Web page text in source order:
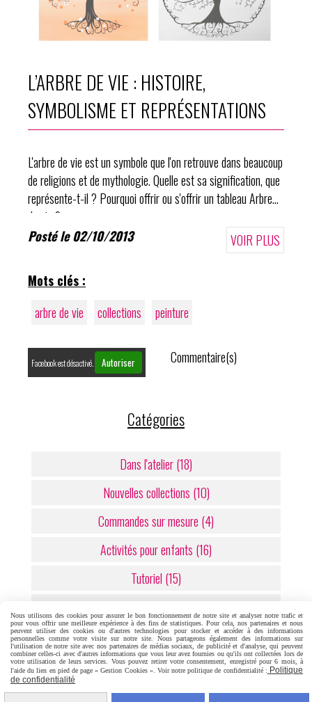
L’ARBRE DE VIE : HISTOIRE,
SYMBOLISME ET REPRÉSENTATIONS
L'arbre de vie est un symbole que l'on retrouve dans beaucoup
de religions et de mythologie. Quelle est sa signification, que
représente-t-il ? Pourquoi offrir ou s'offrir un tableau Arbre
de vie ?
Posté le 02/10/2013
VOIR PLUS
Mots clés :
arbre de vie
collections peinture
Facebook est désactivé. Autoriser Commentaire(s)
Catégories
Dans l'atelier (18)
Nouvelles collections (10)
Commandes sur mesure (4)
Activités pour enfants (16)
Tutoriel (15)
Coloriages (13)
Articles récents
Nous utilisons des cookies pour assurer le bon fonctionnement de notre site et analyser notre trafic et
pour vous offrir une meilleure expérience à des fins de statistiques. Pour cela, nos partenaires et nous
peuvent utiliser des cookies ou d'autres technologies pour stocker et accéder à des informations
personnelles comme votre visite sur notre site. Nous partageons également des informations sur
l'utilisation de notre site avec nos partenaires de médias sociaux, de publicité et d'analyse, qui peuvent
combiner celles-ci avec d'autres informations que vous leur avez fournies ou qu'ils ont collectées lors de
votre utilisation de leurs services. Vous pouvez retirer votre consentement, enregistré pour 6 mois, à
l'aide du lien en pied de page « Gestion Cookies ». Voir notre politique de confidentialité : Politique
de confidentialité